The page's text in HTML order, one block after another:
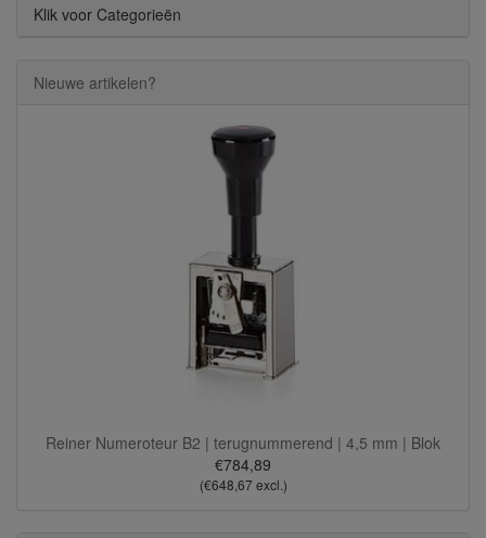
Klik voor Categorieën
Nieuwe artikelen?
Reiner Numeroteur B2 | terugnummerend | 4,5 mm | Blok
€784,89
(€648,67 excl.)